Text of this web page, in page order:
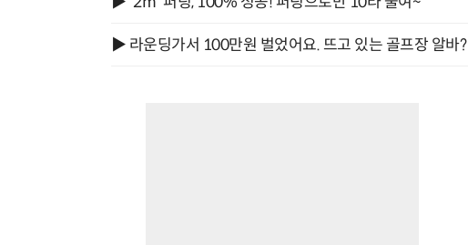
▶ 라운딩가서 100만원 벌었어요. 뜨고 있는 골프장 알바?